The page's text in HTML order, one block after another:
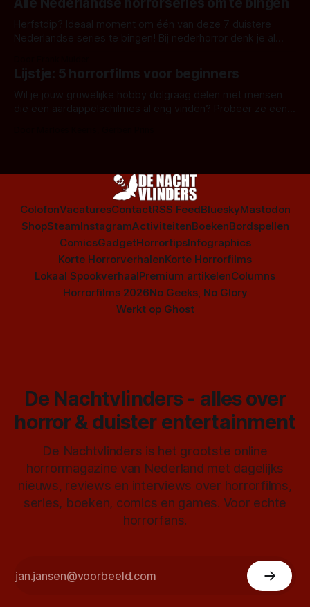
Alle Nederlandse horrorseries om te bingen
Herfstdip? Ideaal moment om één van deze 7 duistere
Nederlandse series te bingen! Bij nederhorror denk je al
Amsterdamned of The Johnsons. Maar Nederlandse horror
is niet beperkt tot films. Hier een aantal Nederlandse tv-
series uit het duistere of horrorgenre. Als
Lijstje: 5 horrorfilms voor beginners
Wil je jouw gruwelijke hobby dolgraag delen met mensen
die een aardappelschilmes al eng vinden? Probeer ze eens
ColofonVacaturesContactRSS FeedBlueskyMastodon
ShopSteamInstagramActiviteitenBoekenBordspellen
ComicsGadgetHorrortipsInfographics
Korte HorrorverhalenKorte Horrorfilms
Lokaal SpookverhaalPremium artikelenColumns
Horrorfilms 2026No Geeks, No Glory
Werkt op Ghost
De Nachtvlinders - alles over
horror & duister entertainment
De Nachtvlinders is het grootste online
horrormagazine van Nederland met dagelijks
nieuws, reviews en interviews over horrorfilms,
series, boeken, comics en games. Voor echte
horrorfans.